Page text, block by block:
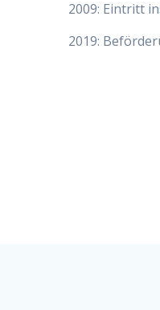
2009: Eintritt
2019: